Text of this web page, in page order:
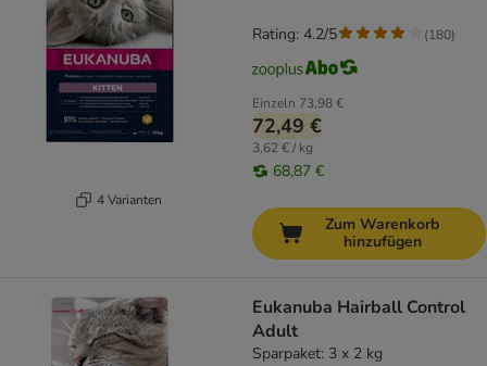
4 Varianten
Einzeln 73,98 €
72,49 €
3,62 € / kg
68,87 €
Rating: 4.2/5 (180)
Zum Warenkorb
hinzufügen
Eukanuba Hairball Control
Adult
Sparpaket: 3 x 2 kg